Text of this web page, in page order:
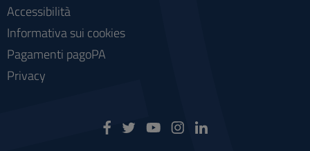
Accessibilità
Informativa sui cookies
Pagamenti pagoPA
Privacy